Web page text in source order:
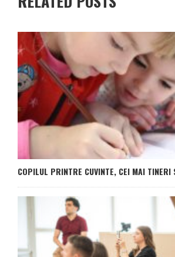
COPILUL PRINTRE CUVINTE, CEI MAI TINERI